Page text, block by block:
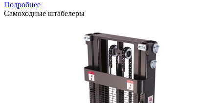
Подробнее
Самоходные штабелеры